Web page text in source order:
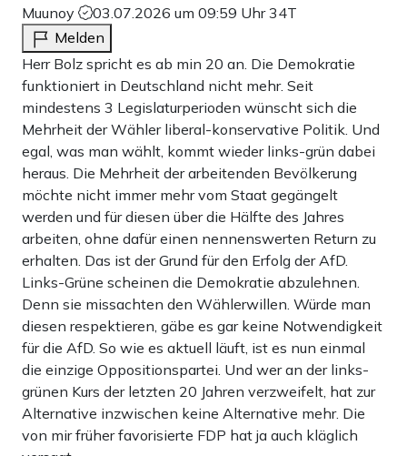
Muunoy
03.07.2026 um 09:59 Uhr34T
Melden
Herr Bolz spricht es ab min 20 an. Die Demokratie
funktioniert in Deutschland nicht mehr. Seit
mindestens 3 Legislaturperioden wünscht sich die
Mehrheit der Wähler liberal-konservative Politik. Und
egal, was man wählt, kommt wieder links-grün dabei
heraus. Die Mehrheit der arbeitenden Bevölkerung
möchte nicht immer mehr vom Staat gegängelt
werden und für diesen über die Hälfte des Jahres
arbeiten, ohne dafür einen nennenswerten Return zu
erhalten. Das ist der Grund für den Erfolg der AfD.
Links-Grüne scheinen die Demokratie abzulehnen.
Denn sie missachten den Wählerwillen. Würde man
diesen respektieren, gäbe es gar keine Notwendigkeit
für die AfD. So wie es aktuell läuft, ist es nun einmal
die einzige Oppositionspartei. Und wer an der links-
grünen Kurs der letzten 20 Jahren verzweifelt, hat zur
Alternative inzwischen keine Alternative mehr. Die
von mir früher favorisierte FDP hat ja auch kläglich